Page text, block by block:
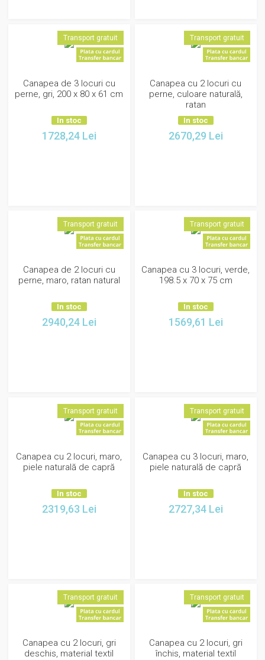
Transport gratuit
Canapea de 3 locuri cu
perne, gri, 200 x 80 x 61 cm
In stoc
1728,24 Lei
Transport gratuit
Canapea cu 2 locuri cu
perne, culoare naturală,
ratan
In stoc
2670,29 Lei
Transport gratuit
Canapea de 2 locuri cu
perne, maro, ratan natural
In stoc
2940,24 Lei
Transport gratuit
Canapea cu 3 locuri, verde,
198.5 x 70 x 75 cm
In stoc
1569,61 Lei
Transport gratuit
Canapea cu 2 locuri, maro,
piele naturală de capră
In stoc
2319,63 Lei
Transport gratuit
Canapea cu 3 locuri, maro,
piele naturală de capră
In stoc
2727,34 Lei
Transport gratuit
Canapea cu 2 locuri, gri
deschis, material textil
Transport gratuit
Canapea cu 2 locuri, gri
închis, material textil